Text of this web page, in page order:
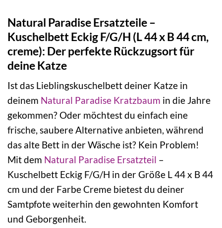
Natural Paradise Ersatzteile –
Kuschelbett Eckig F/G/H (L 44 x B 44 cm,
creme): Der perfekte Rückzugsort für
deine Katze
Ist das Lieblingskuschelbett deiner Katze in
deinem Natural Paradise Kratzbaum in die Jahre
gekommen? Oder möchtest du einfach eine
frische, saubere Alternative anbieten, während
das alte Bett in der Wäsche ist? Kein Problem!
Mit dem Natural Paradise Ersatzteil –
Kuschelbett Eckig F/G/H in der Größe L 44 x B 44
cm und der Farbe Creme bietest du deiner
Samtpfote weiterhin den gewohnten Komfort
und Geborgenheit.